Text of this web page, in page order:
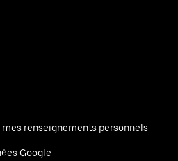
mes renseignements personnels
Google